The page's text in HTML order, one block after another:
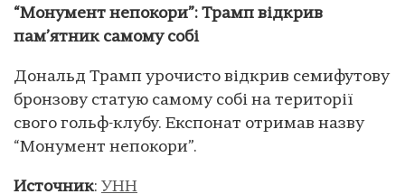
“Монумент непокори”: Трамп відкрив
пам’ятник самому собі
Дональд Трамп урочисто відкрив семифутову
бронзову статую самому собі на території
свого гольф-клубу. Експонат отримав назву
“Монумент непокори”.
Источник: УНН